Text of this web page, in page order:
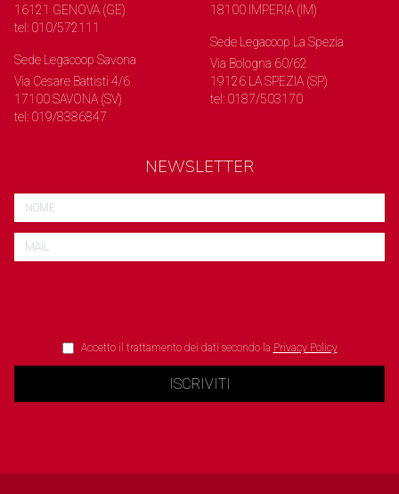
16121 GENOVA (GE)
tel: 010/572111
Sede Legacoop Savona
Via Cesare Battisti 4/6
17100 SAVONA (SV)
tel: 019/8386847
18100 IMPERIA (IM)
Sede Legacoop La Spezia
Via Bologna 60/62
19126 LA SPEZIA (SP)
tel: 0187/503170
NEWSLETTER
Accetto il trattamento dei dati secondo la Privacy Policy
ISCRIVITI